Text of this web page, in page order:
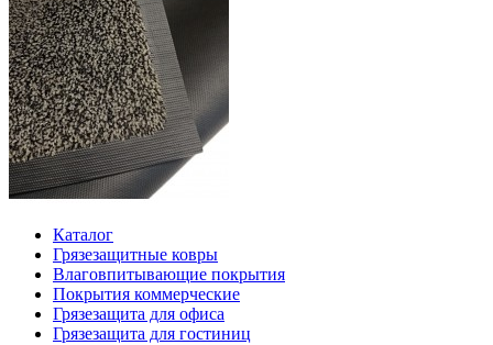
Каталог
Грязезащитные ковры
Влаговпитывающие покрытия
Покрытия коммерческие
Грязезащита для офиса
Грязезащита для гостиниц